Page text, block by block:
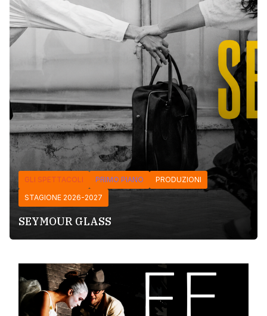
GLI SPETTACOLI PRIMO PIANO
PRODUZIONI
STAGIONE 2026-2027
SEYMOUR GLASS